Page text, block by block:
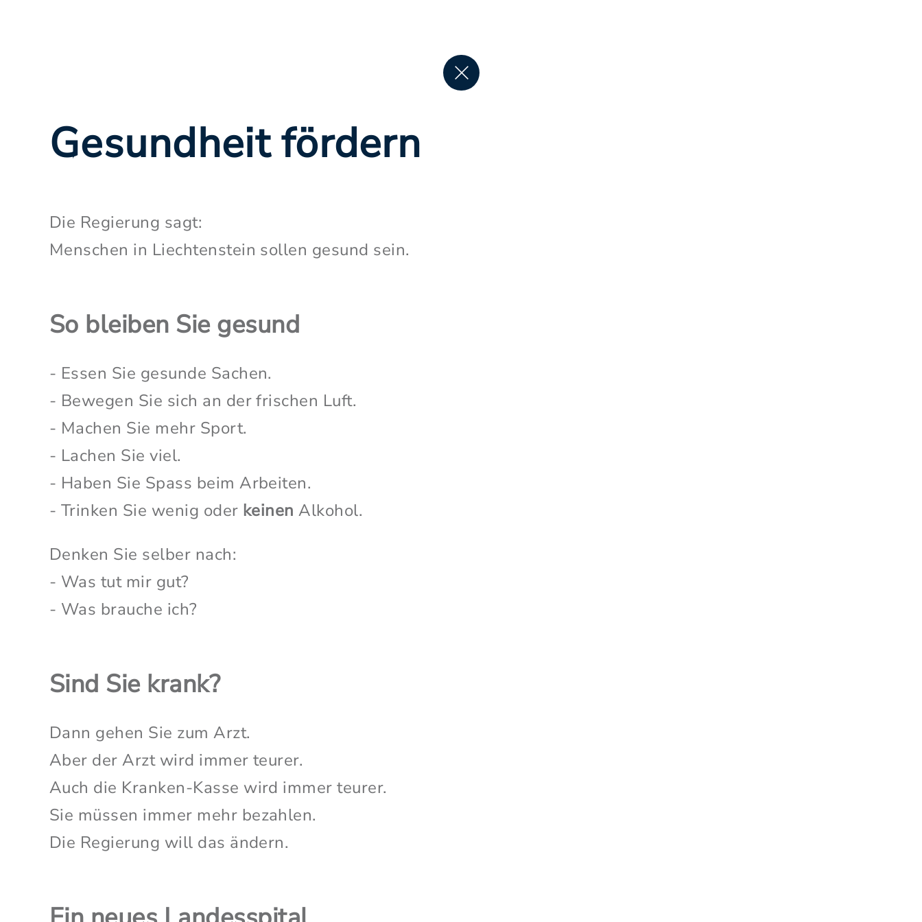
Gesundheit fördern
Die Regierung sagt:
Menschen in Liechtenstein sollen gesund sein.
So bleiben Sie gesund
- Essen Sie gesunde Sachen.
- Bewegen Sie sich an der frischen Luft.
- Machen Sie mehr Sport.
- Lachen Sie viel.
- Haben Sie Spass beim Arbeiten.
- Trinken Sie wenig oder keinen Alkohol.
Denken Sie selber nach:
- Was tut mir gut?
- Was brauche ich?
Sind Sie krank?
Dann gehen Sie zum Arzt.
Aber der Arzt wird immer teurer.
Auch die Kranken-Kasse wird immer teurer.
Sie müssen immer mehr bezahlen.
Die Regierung will das ändern.